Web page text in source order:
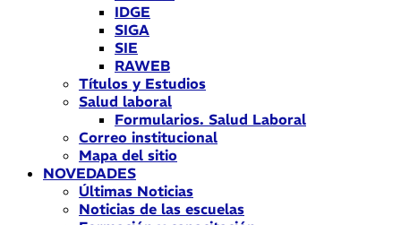
IDGE
SIGA
SIE
RAWEB
Títulos y Estudios
Salud laboral
Formularios. Salud Laboral
Correo institucional
Mapa del sitio
NOVEDADES
Últimas Noticias
Noticias de las escuelas